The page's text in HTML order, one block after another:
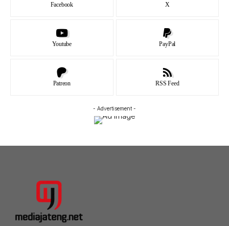
Facebook X
Youtube PayPal
Patreon RSS Feed
- Advertisement -